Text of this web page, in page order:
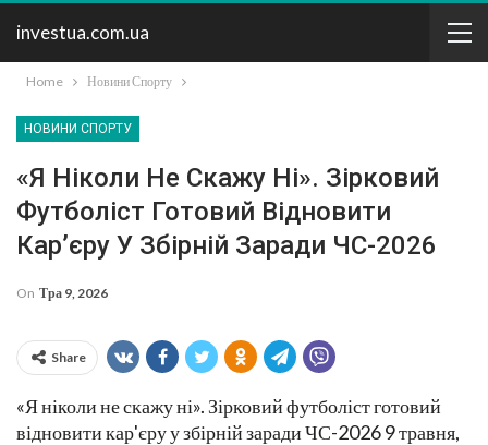
investua.com.ua
Home Новини Спорту
НОВИНИ СПОРТУ
«Я Ніколи Не Скажу Ні». Зірковий
Футболіст Готовий Відновити
Кар’єру У Збірній Заради ЧС-2026
On Тра 9, 2026
Share
«Я ніколи не скажу ні». Зірковий футболіст готовий
відновити кар'єру у збірній заради ЧС-2026 9 травня,